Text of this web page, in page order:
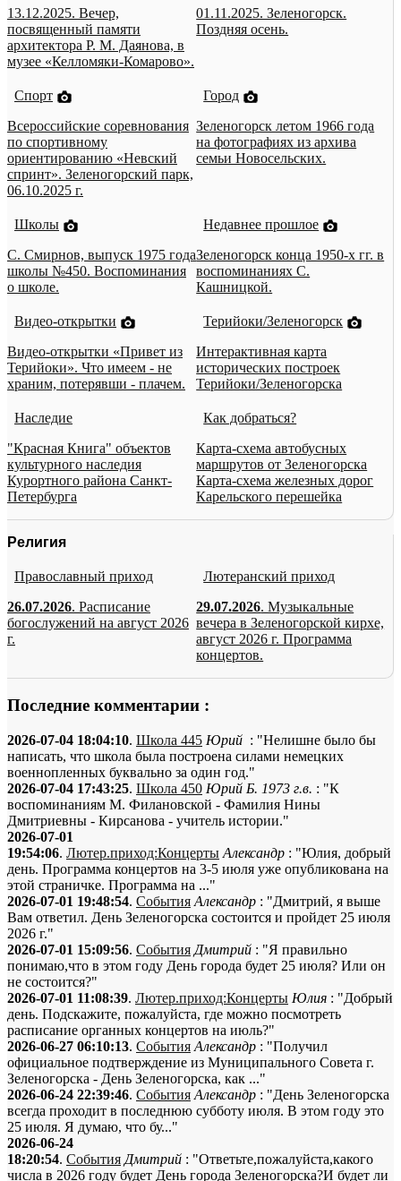
13.12.2025. Вечер,
посвященный памяти
архитектора Р. М. Даянова, в
музее «Келломяки-Комарово».
01.11.2025. Зеленогорск.
Поздняя осень.
Спорт
Всероссийские соревнования
по спортивному
ориентированию «Невский
спринт». Зеленогорский парк,
06.10.2025 г.
Город
Зеленогорск летом 1966 года
на фотографиях из архива
семьи Новосельских.
Школы
С. Смирнов, выпуск 1975 года
школы №450. Воспоминания
о школе.
Недавнее прошлое
Зеленогорск конца 1950-х гг. в
воспоминаниях С.
Кашницкой.
Видео-открытки
Видео-открытки «Привет из
Терийоки». Что имеем - не
храним, потерявши - плачем.
Терийоки/Зеленогорск
Интерактивная карта
исторических построек
Терийоки/Зеленогорска
Наследие
"Красная Книга" объектов
культурного наследия
Курортного района Санкт-
Петербурга
Как добраться?
Карта-схема автобусных
маршрутов от Зеленогорска
Карта-схема железных дорог
Карельского перешейка
Религия
Православный приход
26.07.2026. Расписание
богослужений на август 2026
г.
Лютеранский приход
29.07.2026. Музыкальные
вечера в Зеленогорской кирхе,
август 2026 г. Программа
концертов.
Последние комментарии :
2026-07-04 18:04:10. Школа 445 Юрий : "Нелишне было бы
написать, что школа была построена силами немецких
военнопленных буквально за один год."
2026-07-04 17:43:25. Школа 450 Юрий Б. 1973 г.в. : "К
воспоминаниям М. Филановской - Фамилия Нины
Дмитриевны - Кирсанова - учитель истории."
2026-07-01
19:54:06. Лютер.приход:Концерты Александр : "Юлия, добрый
день. Программа концертов на 3-5 июля уже опубликована на
этой страничке. Программа на ..."
2026-07-01 19:48:54. События Александр : "Дмитрий, я выше
Вам ответил. День Зеленогорска состоится и пройдет 25 июля
2026 г."
2026-07-01 15:09:56. События Дмитрий : "Я правильно
понимаю,что в этом году День города будет 25 июля? Или он
не состоится?"
2026-07-01 11:08:39. Лютер.приход:Концерты Юлия : "Добрый
день. Подскажите, пожалуйста, где можно посмотреть
расписание органных концертов на июль?"
2026-06-27 06:10:13. События Александр : "Получил
официальное подтверждение из Муниципального Совета г.
Зеленогорска - День Зеленогорска, как ..."
2026-06-24 22:39:46. События Александр : "День Зеленогорска
всегда проходит в последнюю субботу июля. В этом году это
25 июля. Я думаю, что бу..."
2026-06-24
18:20:54. События Дмитрий : "Ответьте,пожалуйста,какого
числа в 2026 году будет День города Зеленогорска?И будет ли